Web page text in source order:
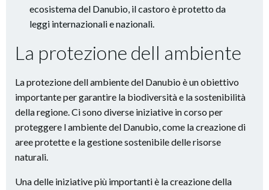
ecosistema del Danubio, il castoro è protetto da
leggi internazionali e nazionali.
La protezione dell ambiente
La protezione dell ambiente del Danubio è un obiettivo
importante per garantire la biodiversità e la sostenibilità
della regione. Ci sono diverse iniziative in corso per
proteggere l ambiente del Danubio, come la creazione di
aree protette e la gestione sostenibile delle risorse
naturali.
Una delle iniziative più importanti è la creazione della